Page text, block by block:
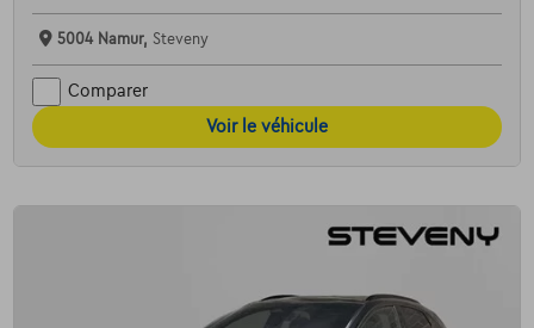
5004 Namur, Steveny
Comparer
Voir le véhicule